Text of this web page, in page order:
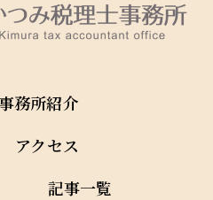
務所紹介
アクセス
記事一覧